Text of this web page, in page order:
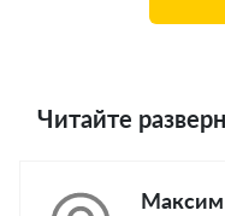
Читайте
Максим